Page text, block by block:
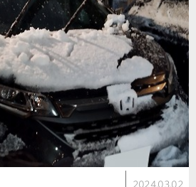
2024.03.02